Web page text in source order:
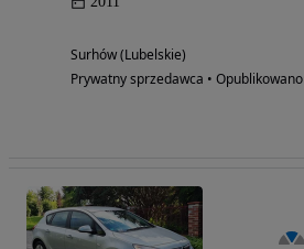
Surhów (Lubelskie)
Prywatny sprzedawca • Opublikowano